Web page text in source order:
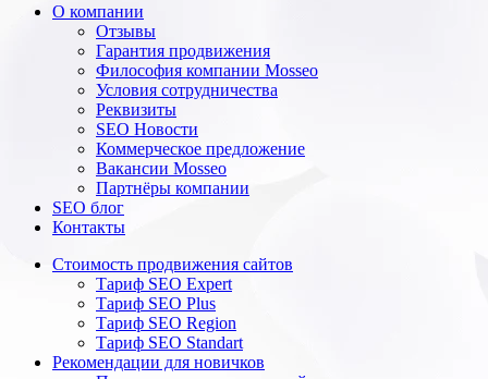
О компании
Отзывы
Гарантия продвижения
Философия компании Mosseo
Условия сотрудничества
Реквизиты
SEO Новости
Коммерческое предложение
Вакансии Mosseo
Партнёры компании
SEO блог
Контакты
Стоимость продвижения сайтов
Тариф SEO Expert
Тариф SEO Plus
Тариф SEO Region
Тариф SEO Standart
Рекомендации для новичков